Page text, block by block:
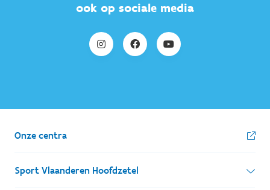
ook op sociale media
Onze centra
Sport Vlaanderen Hoofdzetel